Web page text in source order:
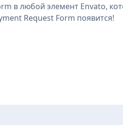
в любой элемент Envato,
Request Form появится!